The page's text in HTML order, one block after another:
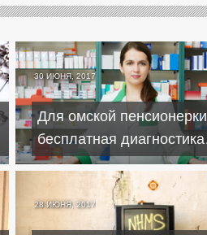
30 ИЮНЯ, 2017
Для омской пенсионерки
бесплатная диагностика
обернулась солидным
кредитом на БАДы
28 ИЮНЯ, 2017